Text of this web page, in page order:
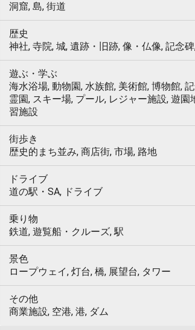
洞窟, 島, 街道
歴史
神社, 寺院, 城, 遺跡・旧跡, 像・仏像, 記念
遊ぶ・学ぶ
海水浴場, 動物園, 水族館, 美術館, 博物館,
霊園, スキー場, プール, レジャー施設, 遊
習施設
街歩き
歴史的まち並み, 商店街, 市場, 路地
ドライブ
道の駅・SA, ドライブ
乗り物
鉄道, 遊覧船・クルーズ, 駅
景色
ロープウェイ, 灯台, 橋, 展望台, タワー
その他
商業施設, 空港, 港, ダム